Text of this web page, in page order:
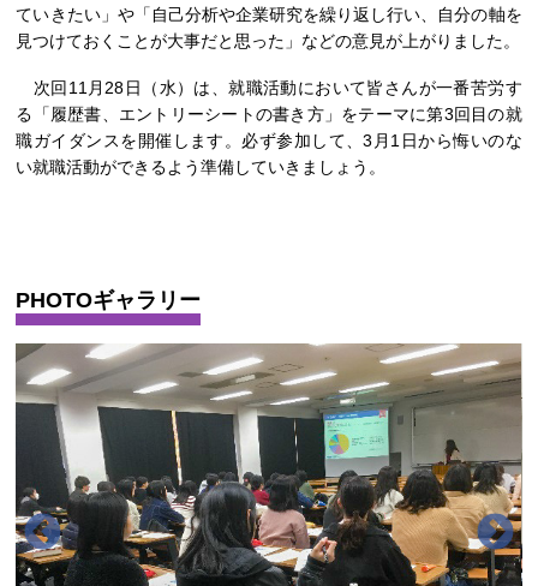
ていきたい」や「自己分析や企業研究を繰り返し行い、自分の軸を
見つけておくことが大事だと思った」などの意見が上がりました。
次回11月28日（水）は、就職活動において皆さんが一番苦労す
る「履歴書、エントリーシートの書き方」をテーマに第3回目の就
職ガイダンスを開催します。必ず参加して、3月1日から悔いのな
い就職活動ができるよう準備していきましょう。
PHOTOギャラリー